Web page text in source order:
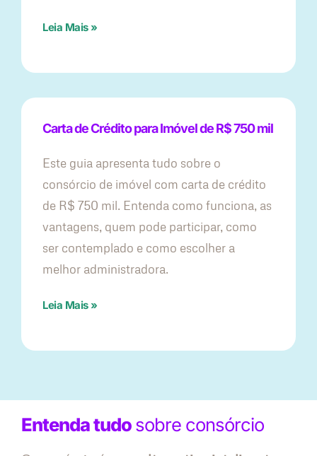
Leia Mais »
Carta de Crédito para Imóvel de R$ 750 mil
Este guia apresenta tudo sobre o
consórcio de imóvel com carta de crédito
de R$ 750 mil. Entenda como funciona, as
vantagens, quem pode participar, como
ser contemplado e como escolher a
melhor administradora.
Leia Mais »
Entenda tudosobre consórcio